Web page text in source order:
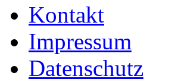
Kontakt
Impressum
Datenschutz